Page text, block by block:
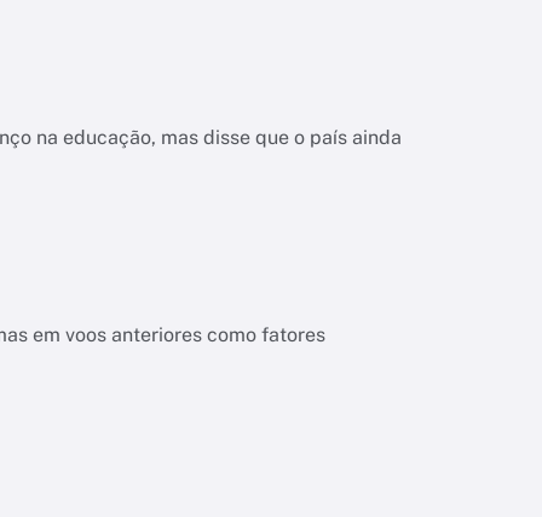
na educação, mas disse que o país ainda
em voos anteriores como fatores